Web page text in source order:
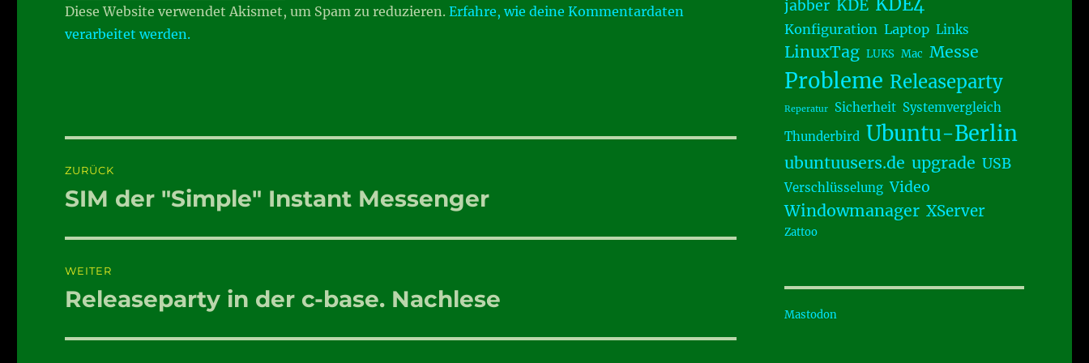
Diese Website verwendet Akismet, um Spam zu reduzieren.Erfahre, wie deine Kommentardaten
verarbeitet werden.
ZURÜCK
Vorheriger
SIM der "Simple" Instant Messenger
WEITER
Nächster
Releaseparty in der c-base. Nachlese
jabber KDE
Konfiguration Laptop Links
LinuxTag LUKS Mac Messe
Probleme Releaseparty
Reperatur Sicherheit Systemvergleich
Thunderbird Ubuntu-Berlin
ubuntuusers.de upgrade USB
Verschlüsselung Video
Windowmanager XServer
Zattoo
Mastodon